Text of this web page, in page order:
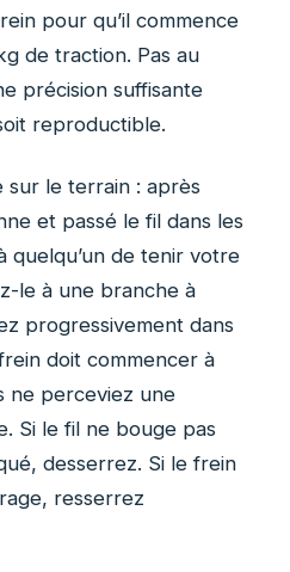
pour qu’il commence
de traction. Pas au
précision suffisante
reproductible.
sur le terrain : après
et passé le fil dans les
quelqu’un de tenir votre
le à une branche à
progressivement dans
doit commencer à
ne perceviez une
Si le fil ne bouge pas
desserrez. Si le frein
resserrez